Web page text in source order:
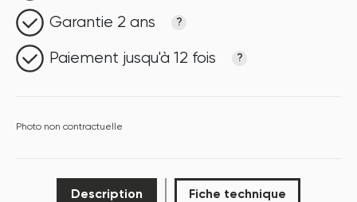
Garantie 2 ans ?
Paiement jusqu'à 12 fois ?
Photo non contractuelle
Description Fiche technique